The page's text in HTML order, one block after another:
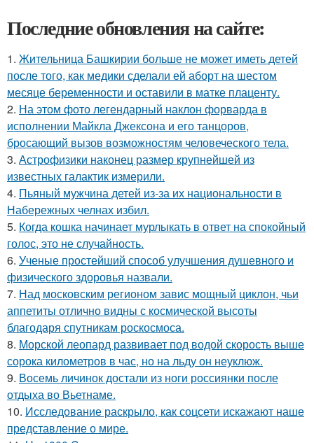
Последние обновления на сайте:
1. Жительница Башкирии больше не может иметь детей
после того, как медики сделали ей аборт на шестом
месяце беременности и оставили в матке плаценту.
2. На этом фото легендарный наклон форварда в
исполнении Майкла Джексона и его танцоров,
бросающий вызов возможностям человеческого тела.
3. Астрофизики наконец размер крупнейшей из
известных галактик измерили.
4. Пьяный мужчина детей из-за их национальности в
Набережных челнах избил.
5. Когда кошка начинает мурлыкать в ответ на спокойный
голос, это не случайность.
6. Ученые простейший способ улучшения душевного и
физического здоровья назвали.
7. Над московским регионом завис мощный циклон, чьи
аппетиты отлично видны с космической высоты
благодаря спутникам роскосмоса.
8. Морской леопард развивает под водой скорость выше
сорока километров в час, но на льду он неуклюж.
9. Восемь личинок достали из ноги россиянки после
отдыха во Вьетнаме.
10. Исследование раскрыло, как соцсети искажают наше
представление о мире.